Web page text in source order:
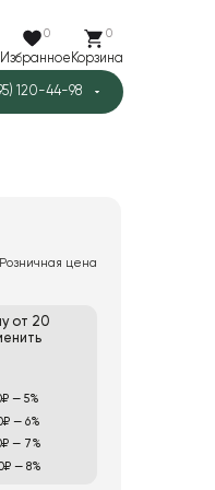
0
Избранное
0
Корзина
120-44-98
Розничная цена
от 20
— 5%
— 6%
— 7%
— 8%